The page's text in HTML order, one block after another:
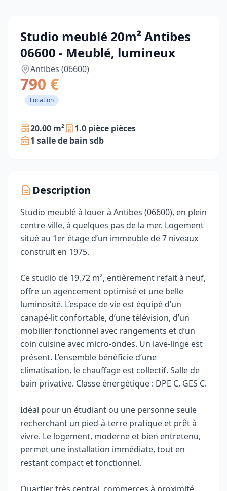
Studio meublé 20m² Antibes
06600 - Meublé, lumineux
Antibes (06600)
790 €
Location
20.00 m²
1.0 pièce pièces
1 salle de bain sdb
Description
Studio meublé à louer à Antibes (06600), en plein
centre-ville, à quelques pas de la mer. Logement
situé au 1er étage d’un immeuble de 7 niveaux
construit en 1975.
Ce studio de 19,72 m², entièrement refait à neuf,
offre un agencement optimisé et une belle
luminosité. L’espace de vie est équipé d’un
canapé‑lit confortable, d’une télévision, d’un
mobilier fonctionnel avec rangements et d’un
coin cuisine avec micro‑ondes. Un lave‑linge est
présent. L’ensemble bénéficie d’une
climatisation, le chauffage est collectif. Salle de
bain privative. Classe énergétique : DPE C, GES C.
Idéal pour un étudiant ou une personne seule
recherchant un pied‑à‑terre pratique et prêt à
vivre. Le logement, moderne et bien entretenu,
permet une installation immédiate, tout en
restant compact et fonctionnel.